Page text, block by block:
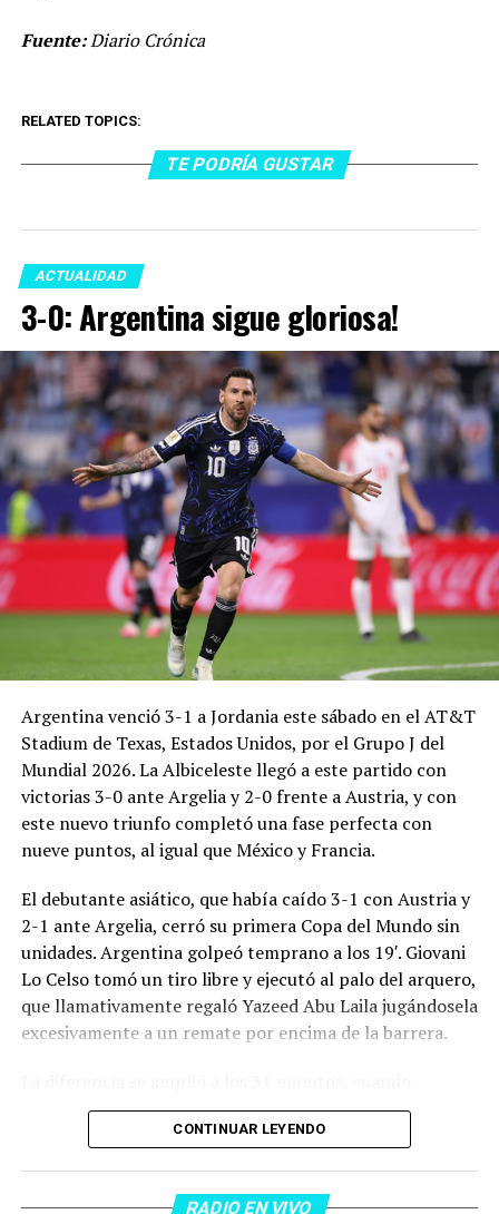
Fuente:Diario Crónica
RELATED TOPICS:
TE PODRÍA GUSTAR
ACTUALIDAD
3-0: Argentina sigue gloriosa!
Argentina venció 3-1 a Jordania este sábado en el AT&T
Stadium de Texas, Estados Unidos, por el Grupo J del
Mundial 2026. La Albiceleste llegó a este partido con
victorias 3-0 ante Argelia y 2-0 frente a Austria, y con
este nuevo triunfo completó una fase perfecta con
nueve puntos, al igual que México y Francia.
El debutante asiático, que había caído 3-1 con Austria y
2-1 ante Argelia, cerró su primera Copa del Mundo sin
unidades. Argentina golpeó temprano a los 19′. Giovani
Lo Celso tomó un tiro libre y ejecutó al palo del arquero,
que llamativamente regaló Yazeed Abu Laila jugándosela
excesivamente a un remate por encima de la barrera.
Lautaro Martínez convirtió de penal el 2-0. El Toro
anotó su primer gol en Copas del Mundo, tras no
dentro del área sobre Marcos Senesi, que intentó ir a
CONTINUAR LEYENDO
RADIO EN VIVO